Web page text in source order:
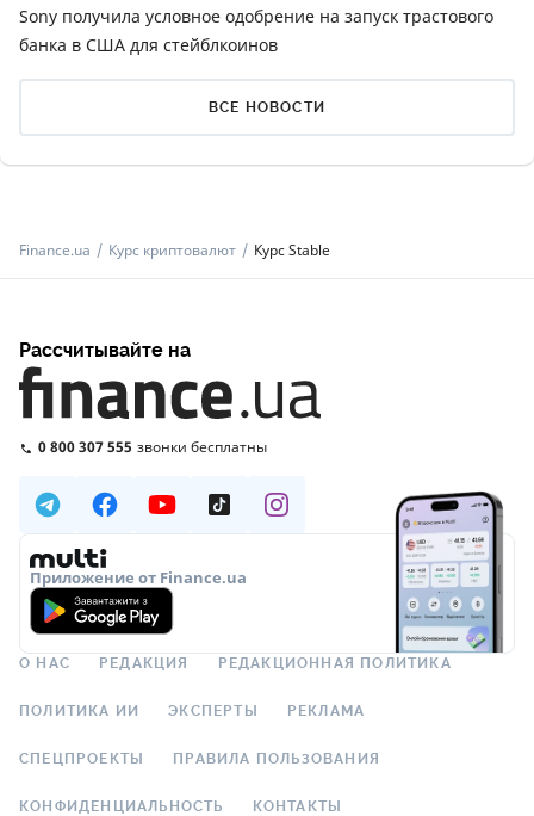
Sony получила условное одобрение на запуск трастового
банка в США для стейблкоинов
ВСЕ НОВОСТИ
Finance.ua Курс криптовалют Курс ​​Stable
Рассчитывайте на
0 800 307 555 звонки бесплатны
Приложение от Finance.ua
О НАС РЕДАКЦИЯ РЕДАКЦИОННАЯ ПОЛИТИКА
ПОЛИТИКА ИИ ЭКСПЕРТЫ РЕКЛАМА
СПЕЦПРОЕКТЫ ПРАВИЛА ПОЛЬЗОВАНИЯ
КОНФИДЕНЦИАЛЬНОСТЬ КОНТАКТЫ